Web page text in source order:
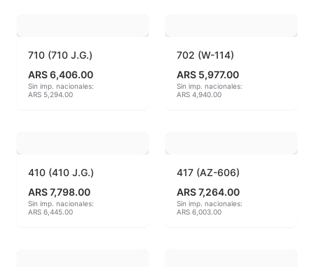
Herramientas
Jaspeadores
Ladrillos aislantes para horno
Lápices y rotuladores
Libros y Revistas
710 (710 J.G.)
ARS 6,406.00
Sin imp. nacionales:
ARS 5,294.00
702 (W-114)
ARS 5,977.00
Sin imp. nacionales:
ARS 4,940.00
410 (410 J.G.)
ARS 7,798.00
Sin imp. nacionales:
ARS 6,445.00
417 (AZ-606)
ARS 7,264.00
Sin imp. nacionales:
ARS 6,003.00